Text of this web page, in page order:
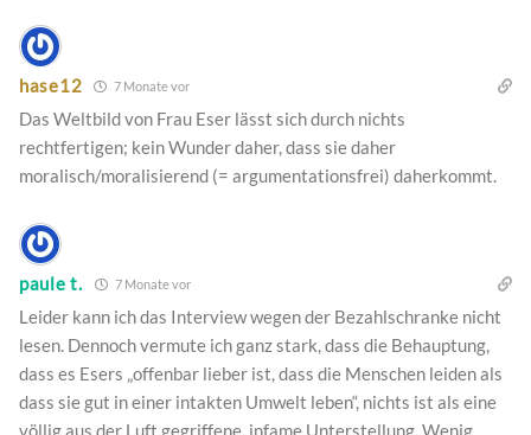
hase12 7 Monate vor
Das Weltbild von Frau Eser lässt sich durch nichts
rechtfertigen; kein Wunder daher, dass sie daher
moralisch/moralisierend (= argumentationsfrei) daherkommt.
paule t. 7 Monate vor
Leider kann ich das Interview wegen der Bezahlschranke nicht
lesen. Dennoch vermute ich ganz stark, dass die Behauptung,
dass es Esers „offenbar lieber ist, dass die Menschen leiden als
dass sie gut in einer intakten Umwelt leben“, nichts ist als eine
völlig aus der Luft gegriffene, infame Unterstellung. Wenig